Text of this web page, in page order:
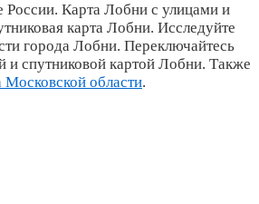
России. Карта Лобни с улицами и
карта Лобни. Исследуйте
города Лобни. Переключайтесь
и спутниковой картой Лобни. Также
Московской области.